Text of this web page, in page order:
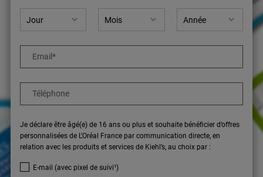
Email*
Téléphone
Je déclare être âgé(e) de 16 ans ou plus et souhaite bénéficier d’offres
personnalisées de L’Oréal France par communication directe, en
relation avec les produits et services de Kiehl’s, au choix par :
E-mail (avec pixel de suivi¹)